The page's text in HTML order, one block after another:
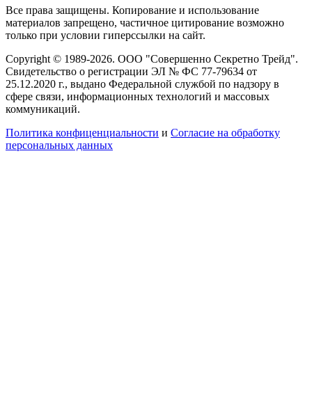
Все права защищены. Копирование и использование
материалов запрещено, частичное цитирование возможно
только при условии гиперссылки на сайт.
Copyright © 1989-2026. ООО "Совершенно Секретно Трейд".
Свидетельство о регистрации ЭЛ № ФС 77-79634 от
25.12.2020 г., выдано Федеральной службой по надзору в
сфере связи, информационных технологий и массовых
коммуникаций.
Политика конфиценциальности и Согласие на обработку
персональных данных